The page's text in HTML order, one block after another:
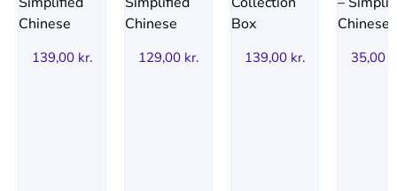
139,00 kr. 129,00 kr. 139,00 kr. 35,00